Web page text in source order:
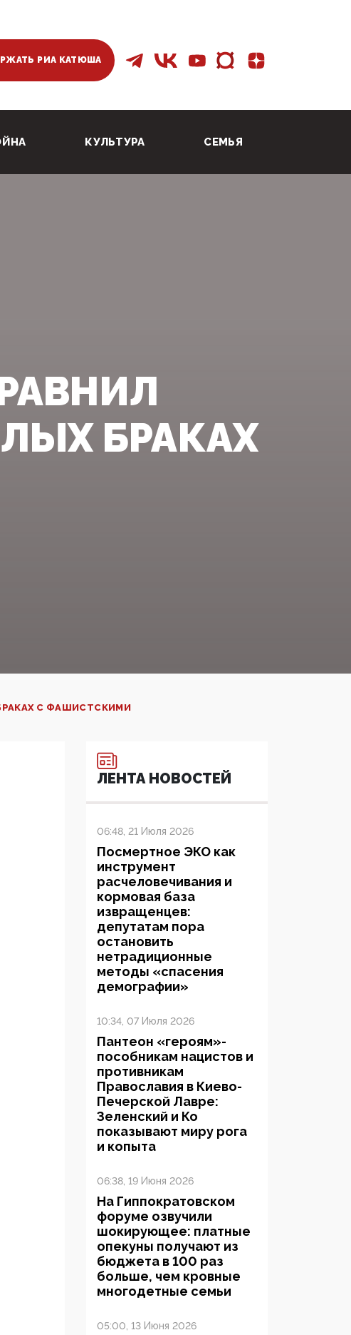
РИА КАТЮША
КУЛЬТУРА СЕМЬЯ
БРАКАХ
С ФАШИСТСКИМИ‍
ЛЕНТА НОВОСТЕЙ
06:48, 21 Июля 2026
Посмертное ЭКО как
инструмент
расчеловечивания и
кормовая база
извращенцев:
депутатам пора
остановить
нетрадиционные
методы «спасения
демографии»
10:34, 07 Июля 2026
Пантеон «героям»-
пособникам нацистов и
противникам
Православия в Киево-
Печерской Лавре:
Зеленский и Ко
показывают миру рога
и копыта
06:38, 19 Июня 2026
На Гиппократовском
форуме озвучили
шокирующее: платные
опекуны получают из
бюджета в 100 раз
больше, чем кровные
многодетные семьи
05:00, 13 Июня 2026